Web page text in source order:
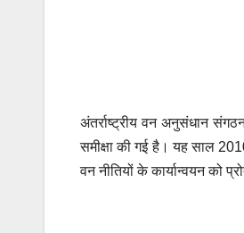
अंतर्राष्ट्रीय वन अनुसंधान
समीक्षा की गई है। यह साल
वन नीतियों के कार्यान्वयन को